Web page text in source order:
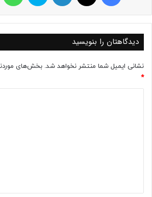
دیدگاهتان را بنویسید
نشانی ایمیل شما منتشر نخواهد شد. بخش‌های
*